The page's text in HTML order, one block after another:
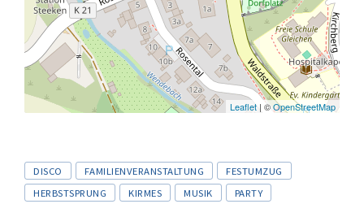
Leaflet | ©OpenStreetMap
Tags
DISCO FAMILIENVERANSTALTUNG
FESTUMZUG
HERBSTSPRUNG
KIRMES MUSIK
PARTY